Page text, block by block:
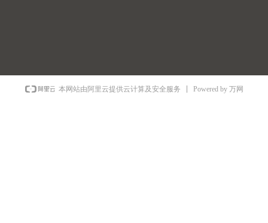
本网站由阿里云提供云计算及安全服务 Powered by 万网